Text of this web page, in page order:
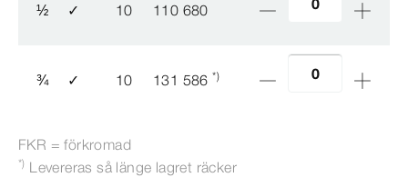
½ ✓ 10 110 680
¾ ✓ 10 131 586 *)
FKR = förkromad
*) Levereras så länge lagret räcker